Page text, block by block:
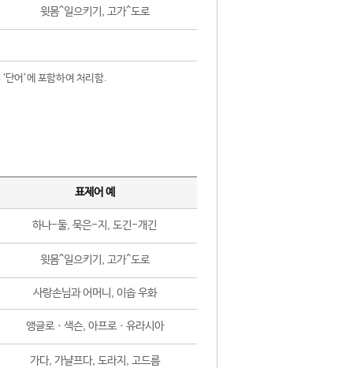
윗몸^일으키기, 고가^도로
단어’에 포함하여 처리함.
표제어 예
하나-둘, 묵은-지, 도긴-개긴
윗몸^일으키기, 고가^도로
사랑손님과 어머니, 이솝 우화
앵글로ㆍ색슨, 아프로ㆍ유라시아
가다, 가냘프다, 도라지, 고드름